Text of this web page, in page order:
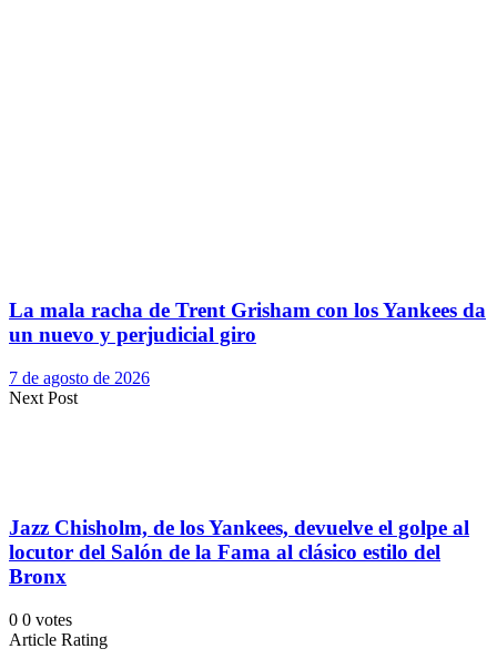
La mala racha de Trent Grisham con los Yankees da
un nuevo y perjudicial giro
7 de agosto de 2026
Next Post
Jazz Chisholm, de los Yankees, devuelve el golpe al
locutor del Salón de la Fama al clásico estilo del
Bronx
0 0 votes
Article Rating